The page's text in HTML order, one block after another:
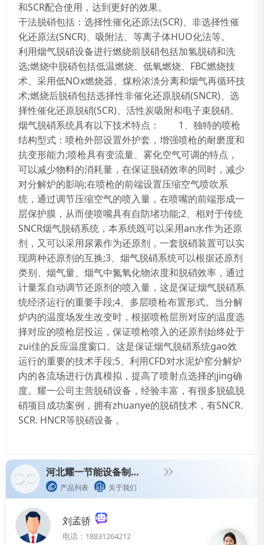
和SCR配合使用，达到更好的效果。
干法脱硝包括：选择性催化还原法(SCR)、非选择性催
化还原法(SNCR)、吸附法、等离子体HUO化法等。
利用烟气脱硝设备进行燃烧前脱硝包括加氢脱硝和洗
选;燃烧中脱硝包括低温燃烧、低氧燃烧、FBC燃烧技
术、采用低NOx燃烧器、煤粉浓淡分离和烟气再循环技
术;燃烧后脱硝包括选择性非催化还原脱硝(SNCR)、选
择性催化还原脱硝(SCR)、活性炭吸附和电子束脱硝。
烟气脱硝系统具有以下技术特点： 1、独特的喷枪
结构型式：喷枪外部设置外护套，增强喷枪的耐磨度和
抗变形能力;喷枪具有变流量、雾化空气可调的特点，
可以减少物料的消耗量，在保证脱硝效率的同时，减少
对分解炉的影响;在喷枪的前端设置压缩空气喷吹系
统，通过调节压缩空气的喷入量，在喷嘴的前端形成一
层保护膜，从而使喷嘴具有自防堵功能;2、相对于传统
SNCR烟气脱硝系统，本系统既可以采用an水作为还原
剂，又可以采用尿素作为还原剂，一套脱硝装置可以实
现两种还原剂的互换;3、烟气脱硝系统可以根据还原剂
类别、烟气量、烟气中氮氧化物浓度和脱硝效率，通过
计量泵自动调节还原剂的喷入量，这是保证烟气脱硝系
统经济运行的重要手段;4、多层喷枪布置形式。当分解
炉内的温度场发生改变时，根据喷枪层所对应的温度选
择对应的喷枪层投运，保证喷枪喷入的还原剂始终处于
zui佳的反应温度窗口。这是保证烟气脱硝系统gao效
运行的重要的技术手段;5、利用CFD对水泥炉窑分解炉
内的各流场进行仿真模拟，提高了喷射点选择的jing确
度。 耀一公司主营脱硝设备，经验丰富，有很多脱硫脱
硝项目成功案例，拥有zhuanye的脱硝技术，有SNCR.
SCR. HNCR等脱硝设备 。
河北耀一节能设备制造有限责任公司
产品列表 关于我们
刘孟骄
电话：18831264212